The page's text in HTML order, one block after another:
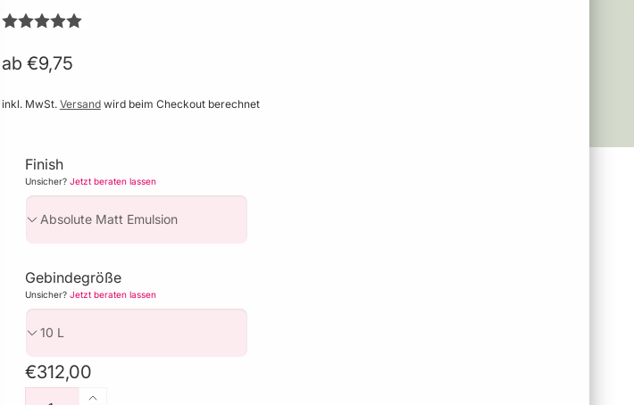
ab €9,75
inkl. MwSt. Versandwird beim Checkout berechnet
Finish
Unsicher? Jetzt beraten lassen
Gebindegröße
Unsicher? Jetzt beraten lassen
Normaler
Preis
€312,00